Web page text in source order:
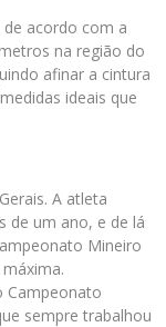
acordo com a
na região do
afinar a cintura
ideais que
A atleta
de um ano, e de lá
Mineiro
Campeonato
sempre trabalhou